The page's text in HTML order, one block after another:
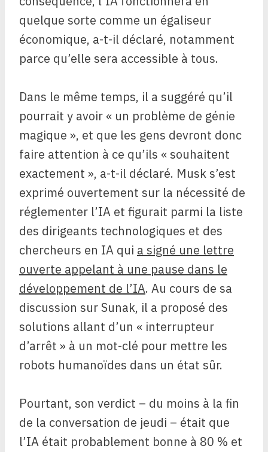
quelque sorte comme un égaliseur
économique, a-t-il déclaré, notamment
parce qu’elle sera accessible à tous.
Dans le même temps, il a suggéré qu’il
pourrait y avoir « un problème de génie
magique », et que les gens devront donc
faire attention à ce qu’ils « souhaitent
exactement », a-t-il déclaré. Musk s’est
exprimé ouvertement sur la nécessité de
réglementer l’IA et figurait parmi la liste
des dirigeants technologiques et des
chercheurs en IA qui a signé une lettre
ouverte appelant à une pause dans le
développement de l’IA. Au cours de sa
discussion sur Sunak, il a proposé des
solutions allant d’un « interrupteur
d’arrêt » à un mot-clé pour mettre les
robots humanoïdes dans un état sûr.
Pourtant, son verdict – du moins à la fin
de la conversation de jeudi – était que
l’IA était probablement bonne à 80 % et